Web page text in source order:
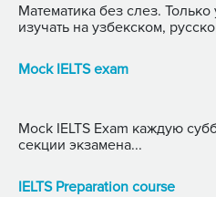
Математика без слез.
изучать на узбекском,
Mock IELTS exam
Mock IELTS Exam каждую
секции экзамена...
IELTS Preparation course